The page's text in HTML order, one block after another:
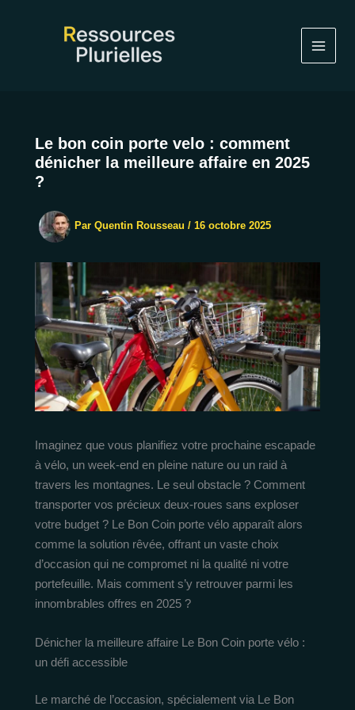
Le bon coin porte velo : comment
dénicher la meilleure affaire en 2025
?
Par Quentin Rousseau / 16 octobre 2025
Imaginez que vous planifiez votre prochaine escapade
à vélo, un week-end en pleine nature ou un raid à
travers les montagnes. Le seul obstacle ? Comment
transporter vos précieux deux-roues sans exploser
votre budget ? Le Bon Coin porte vélo apparaît alors
comme la solution rêvée, offrant un vaste choix
d’occasion qui ne compromet ni la qualité ni votre
portefeuille. Mais comment s’y retrouver parmi les
innombrables offres en 2025 ?
Dénicher la meilleure affaire Le Bon Coin porte vélo :
un défi accessible
Le marché de l’occasion, spécialement via Le Bon